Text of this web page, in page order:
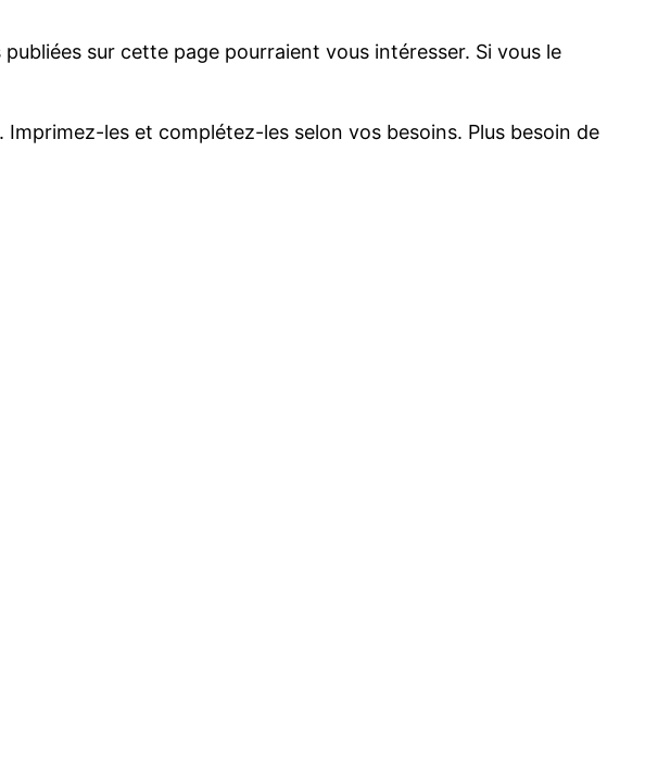
sur cette page pourraient vous intéresser. Si vous le
. Imprimez-les et complétez-les selon vos besoins. Plus besoin de